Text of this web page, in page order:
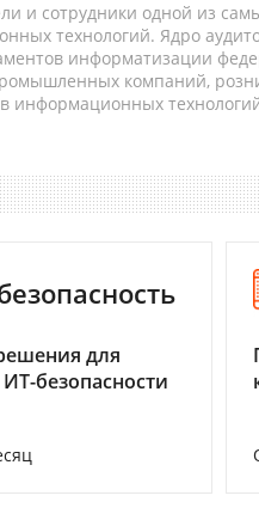
и сотрудники одной из
технологий. Ядро
информатизации
компаний,
информационных технологий
для
безопасности